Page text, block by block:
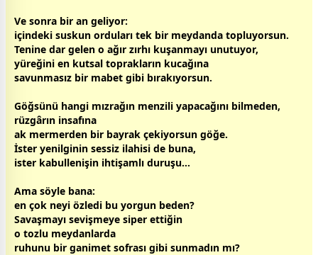
Ve sonra bir an geliyor:
içindeki suskun orduları tek bir meydanda topluyorsun.
Tenine dar gelen o ağır zırhı kuşanmayı unutuyor,
yüreğini en kutsal toprakların kucağına
savunmasız bir mabet gibi bırakıyorsun.
Göğsünü hangi mızrağın menzili yapacağını bilmeden,
rüzgârın insafına
ak mermerden bir bayrak çekiyorsun göğe.
İster yenilginin sessiz ilahisi de buna,
ister kabullenişin ihtişamlı duruşu…
Ama söyle bana:
en çok neyi özledi bu yorgun beden?
Savaşmayı sevişmeye siper ettiğin
o tozlu meydanlarda
ruhunu bir ganimet sofrası gibi sunmadın mı?